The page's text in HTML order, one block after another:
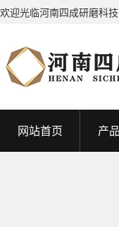
欢迎光临河南四成研磨科
网站首页 产